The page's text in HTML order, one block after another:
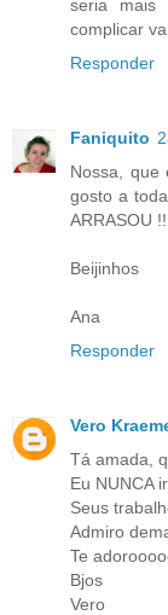
seria mais
complicar
Responder
Faniquito
Nossa, que
gosto a
ARRASOU
Beijinhos
Ana
Responder
Vero
Tá amada,
Eu NUNCA
Seus
Admiro
Te
Bjos
Vero